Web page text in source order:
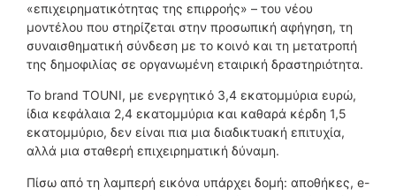
«επιχειρηματικότητας της επιρροής» – του νέου
μοντέλου που στηρίζεται στην προσωπική αφήγηση, τη
συναισθηματική σύνδεση με το κοινό και τη μετατροπή
της δημοφιλίας σε οργανωμένη εταιρική δραστηριότητα.
Το brand TOUNI, με ενεργητικό 3,4 εκατομμύρια ευρώ,
ίδια κεφάλαια 2,4 εκατομμύρια και καθαρά κέρδη 1,5
εκατομμύριο, δεν είναι πια μια διαδικτυακή επιτυχία,
αλλά μια σταθερή επιχειρηματική δύναμη.
Πίσω από τη λαμπερή εικόνα υπάρχει δομή: αποθήκες, e-